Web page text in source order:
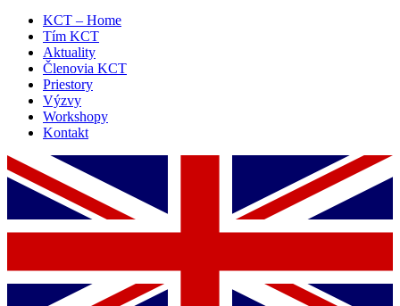
KCT – Home
Tím KCT
Aktuality
Členovia KCT
Priestory
Výzvy
Workshopy
Kontakt